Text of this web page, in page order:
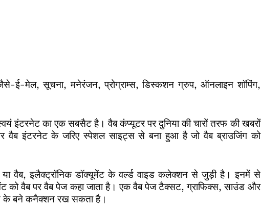
ई-मेल, सूचना, मनेरंजन, प्रोग्राम्स, डिस्कशन ग्रुप, ऑनलाइन शॉपिंग,
इंटरनेट का एक सबसैट है। वैब कंप्यूटर पर दुनिया की चारों तरफ की खबरों
वैब इंटरनेट के जरिए स्पेशल साइट्स से बना हुआ है जो वैब ब्राउजिंग को
वैब, इलैक्ट्रॉनिक डॉक्यूमेंट के वर्ल्ड वाइड कलेक्शन से जुड़ी है। इनमें से
को वैब पर वैब पेज कहा जाता है। एक वैब पेज टैक्सट, ग्राफिक्स, साउंड और
के बने कनैक्शन रख सकता है।